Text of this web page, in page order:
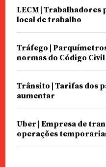
LECM |
local de trabalho
Tráfego |
normas do Código Civil
Trânsito | Tarifas dos
aumentar
Uber | Empresa de
operações